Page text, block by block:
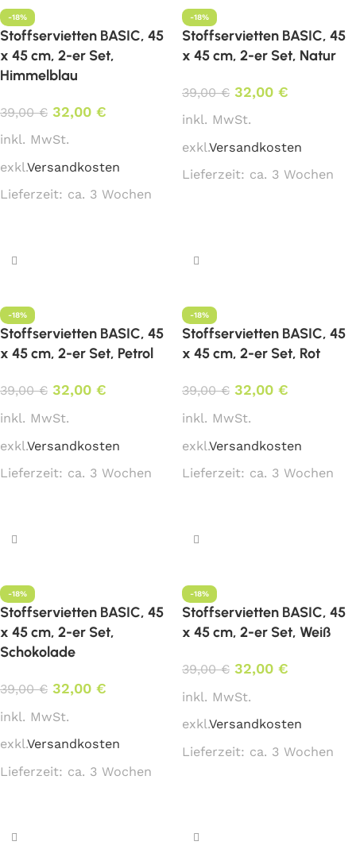
-18%
Stoffservietten BASIC, 45
x 45 cm, 2-er Set,
Himmelblau
39,00€ 32,00 €
inkl. MwSt.
exkl.Versandkosten
Lieferzeit: ca. 3 Wochen
-18%
Stoffservietten BASIC, 45
x 45 cm, 2-er Set, Natur
39,00€ 32,00 €
inkl. MwSt.
exkl.Versandkosten
Lieferzeit: ca. 3 Wochen
-18%
Stoffservietten BASIC, 45
x 45 cm, 2-er Set, Petrol
39,00€ 32,00 €
inkl. MwSt.
exkl.Versandkosten
Lieferzeit: ca. 3 Wochen
-18%
Stoffservietten BASIC, 45
x 45 cm, 2-er Set, Rot
39,00€ 32,00 €
inkl. MwSt.
exkl.Versandkosten
Lieferzeit: ca. 3 Wochen
-18%
Stoffservietten BASIC, 45
x 45 cm, 2-er Set,
Schokolade
39,00€ 32,00 €
inkl. MwSt.
exkl.Versandkosten
Lieferzeit: ca. 3 Wochen
-18%
Stoffservietten BASIC, 45
x 45 cm, 2-er Set, Weiß
39,00€ 32,00 €
inkl. MwSt.
exkl.Versandkosten
Lieferzeit: ca. 3 Wochen